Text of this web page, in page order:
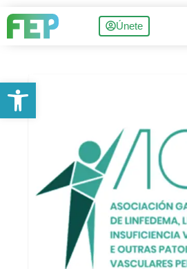
Únete
Abrir barra de herramientas